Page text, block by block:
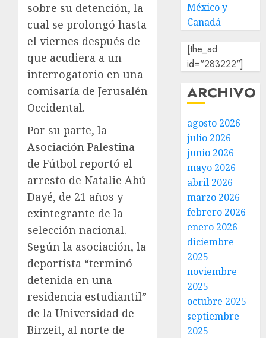
sobre su detención, la
cual se prolongó hasta
el viernes después de
que acudiera a un
interrogatorio en una
comisaría de Jerusalén
Occidental.
Por su parte, la
Asociación Palestina
de Fútbol reportó el
arresto de Natalie Abú
Dayé, de 21 años y
exintegrante de la
selección nacional.
Según la asociación, la
deportista “terminó
detenida en una
residencia estudiantil”
de la Universidad de
Birzeit, al norte de
México y
Canadá
[the_ad
id="283222"]
ARCHIVO
agosto 2026
julio 2026
junio 2026
mayo 2026
abril 2026
marzo 2026
febrero 2026
enero 2026
diciembre
2025
noviembre
2025
octubre 2025
septiembre
2025